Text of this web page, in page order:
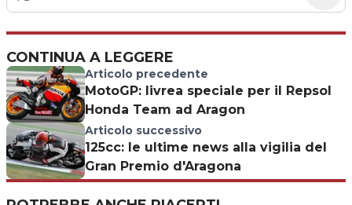
CONTINUA A LEGGERE
Articolo precedente
MotoGP: livrea speciale per il Repsol
Honda Team ad Aragon
Articolo successivo
125cc: le ultime news alla vigilia del
Gran Premio d'Aragona